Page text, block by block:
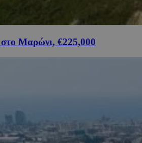
στο Μαρώνι, €225,000